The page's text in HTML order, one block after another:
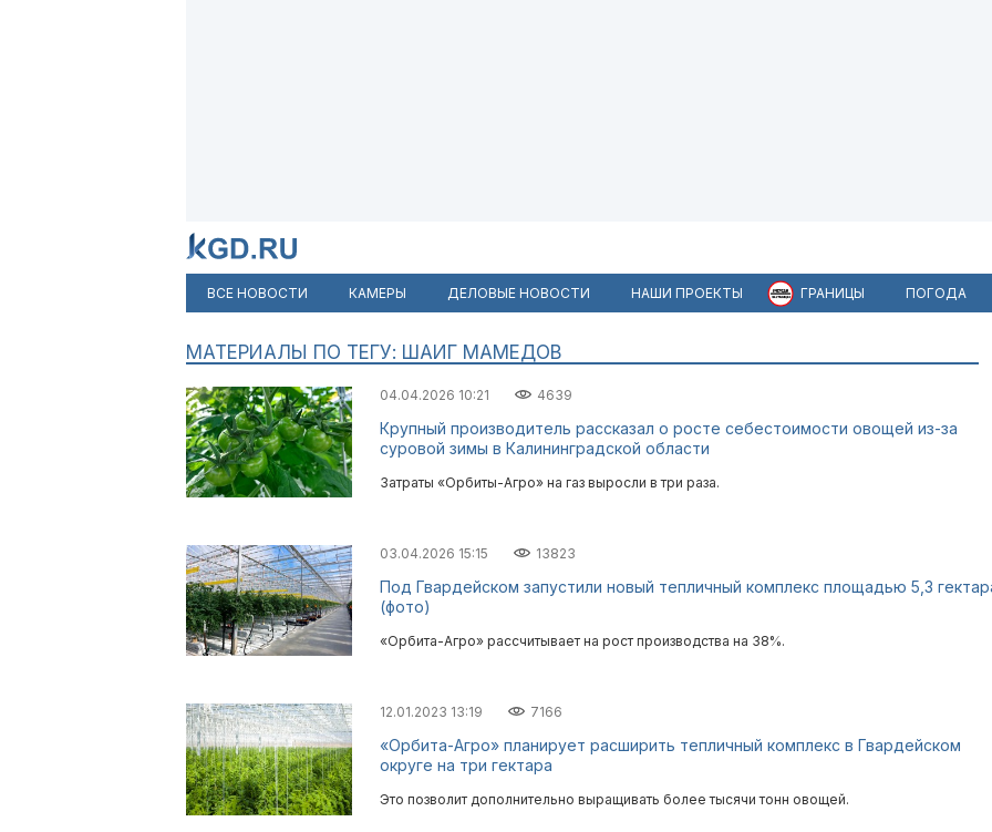
ВСЕ НОВОСТИ КАМЕРЫ ДЕЛОВЫЕ НОВОСТИ НАШИ ПРОЕКТЫ ГРАНИЦЫ ПОГОДА
МАТЕРИАЛЫ ПО ТЕГУ: ШАИГ МАМЕДОВ
04.04.2026 10:21 4639
Крупный производитель рассказал о росте себестоимости овощей из-за
суровой зимы в Калининградской области
Затраты «Орбиты-Агро» на газ выросли в три раза.
03.04.2026 15:15 13823
Под Гвардейском запустили новый тепличный комплекс площадью 5,3
(фото)
«Орбита-Агро» рассчитывает на рост производства на 38%.
12.01.2023 13:19 7166
«Орбита-Агро» планирует расширить тепличный комплекс в Гвардейском
округе на три гектара
Это позволит дополнительно выращивать более тысячи тонн овощей.